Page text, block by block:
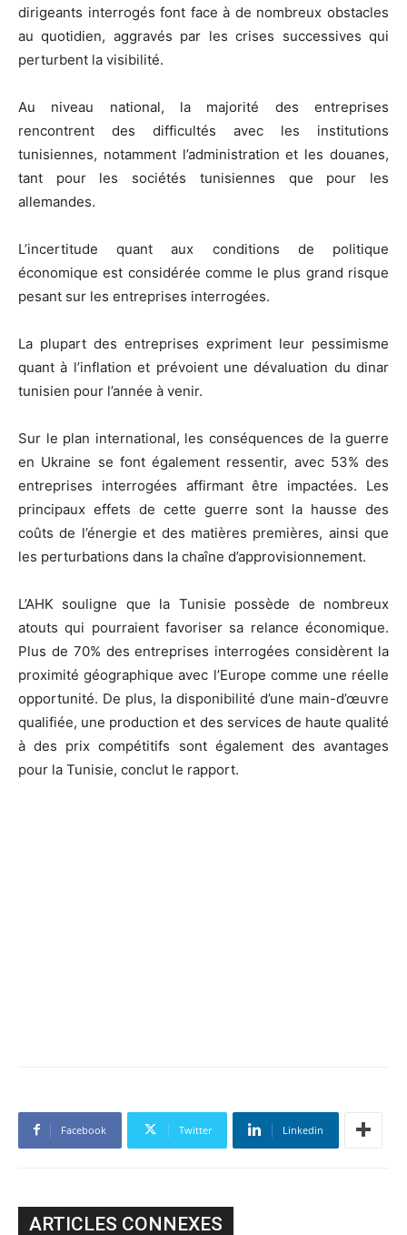
dirigeants interrogés font face à de nombreux obstacles
au quotidien, aggravés par les crises successives qui
perturbent la visibilité.
Au niveau national, la majorité des entreprises
rencontrent des difficultés avec les institutions
tunisiennes, notamment l’administration et les douanes,
tant pour les sociétés tunisiennes que pour les
allemandes.
L’incertitude quant aux conditions de politique
économique est considérée comme le plus grand risque
pesant sur les entreprises interrogées.
La plupart des entreprises expriment leur pessimisme
quant à l’inflation et prévoient une dévaluation du dinar
tunisien pour l’année à venir.
Sur le plan international, les conséquences de la guerre
en Ukraine se font également ressentir, avec 53% des
entreprises interrogées affirmant être impactées. Les
principaux effets de cette guerre sont la hausse des
coûts de l’énergie et des matières premières, ainsi que
les perturbations dans la chaîne d’approvisionnement.
L’AHK souligne que la Tunisie possède de nombreux
atouts qui pourraient favoriser sa relance économique.
Plus de 70% des entreprises interrogées considèrent la
proximité géographique avec l’Europe comme une réelle
opportunité. De plus, la disponibilité d’une main-d’œuvre
qualifiée, une production et des services de haute qualité
à des prix compétitifs sont également des avantages
pour la Tunisie, conclut le rapport.
Facebook Twitter Linkedin
ARTICLES CONNEXES